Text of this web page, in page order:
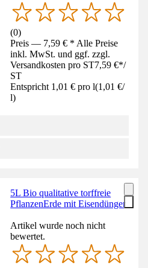
(0)
Preis — 7,59 € * Alle Preise
inkl. MwSt. und ggf. zzgl.
Versandkosten pro ST7,59 €*/
ST
Entspricht 1,01 € pro l(1,01 €/
l)
5L Bio qualitative torffreie
PflanzenErde mit Eisendünger
Artikel wurde noch nicht
bewertet.